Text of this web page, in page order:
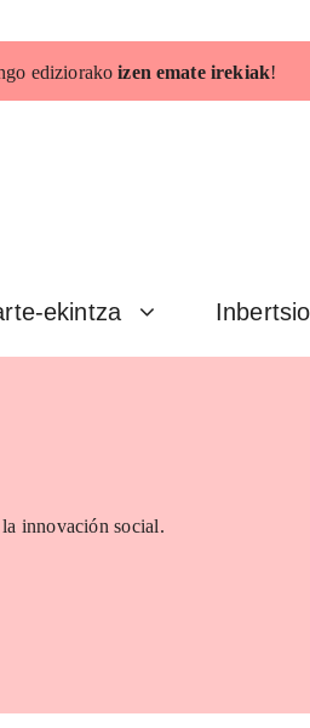
ediziorakoizen emate irekiak!
ekintza
innovación social.